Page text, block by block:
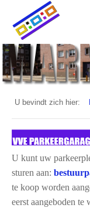
home
Markenhoven
Documenten
Veiligheid (mijn
Nieuwsbrieven
Historie
U bevindt zich hier:
U kunt uw
sturen aan:
te koop worden
eerst aangeboden